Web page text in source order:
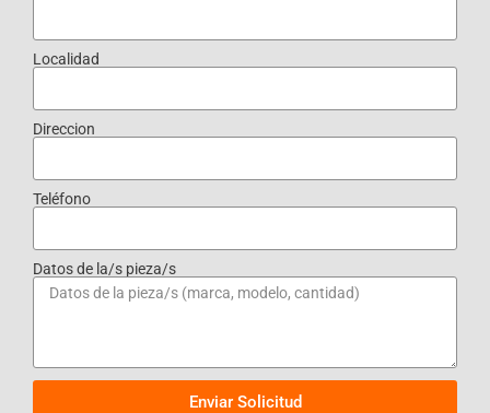
Localidad
Direccion
Teléfono
Datos de la/s pieza/s
Enviar Solicitud